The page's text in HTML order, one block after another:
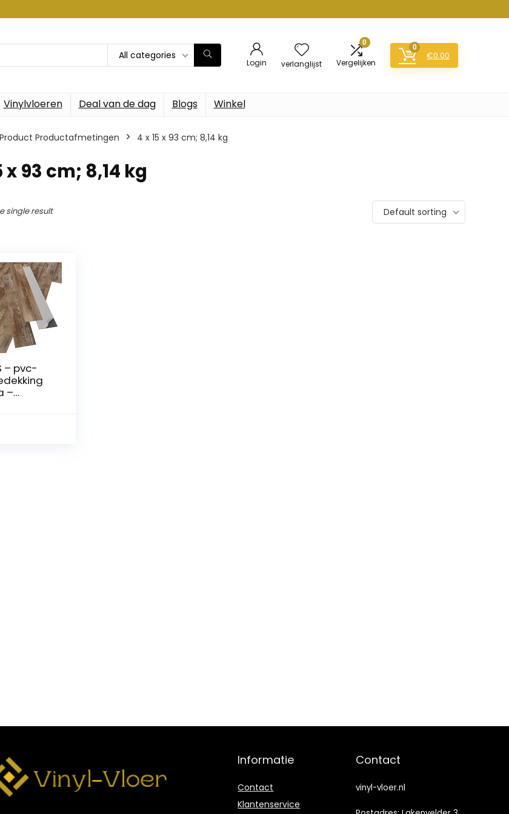
All categories
Login verlanglijst
0
Vergelijken
0
€0.00
Vinylvloeren Deal van de dag Blogs Winkel
Product Productafmetingen ‎4 x 15 x 93 cm; 8,14 kg
x 93 cm; 8,14 kg
single result Default sorting
– pvc-
–
Informatie
Contact
Klantenservice
Contact
vinyl-vloer.nl